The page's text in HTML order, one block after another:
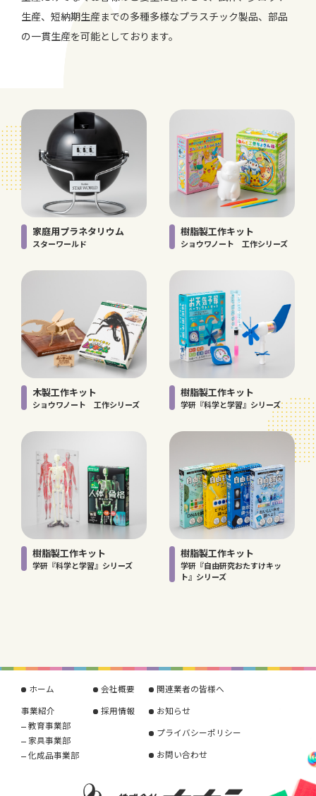
生産、短納期生産までの多種多様なプラスチック製品、部品
の一貫生産を可能としております。
家庭用プラネタリウム
スターワールド
樹脂製工作キット
ショウワノート 工作シリーズ
木製工作キット
ショウワノート 工作シリーズ
樹脂製工作キット
学研『科学と学習』シリーズ
樹脂製工作キット
学研『科学と学習』シリーズ
樹脂製工作キット
学研『自由研究おたすけキッ
ト』シリーズ
ホーム
事業紹介
教育事業部
家具事業部
化成品事業部
会社概要
採用情報
関連業者の皆様へ
お知らせ
プライバシーポリシー
お問い合わせ